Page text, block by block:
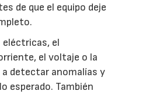
de que el equipo deje
el
el voltaje o la
a detectar anomalías y
esperado. También